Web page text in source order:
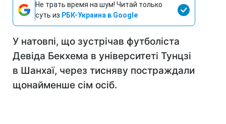
Не трать время на шум! Читай только
суть из РБК-Украина в Google
У натовпі, що зустрічав футболіста
Девіда Бекхема в університеті Тунцзі
в Шанхаї, через тисняву постраждали
щонайменше сім осіб.